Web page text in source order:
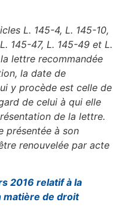
L. 145-4, L. 145-10,
145-47, L. 145-49 et L.
lettre recommandée
la date de
y procède est celle de
de celui à qui elle
de la lettre.
présentée à son
renouvelée par acte
2016 relatif à la
matière de droit